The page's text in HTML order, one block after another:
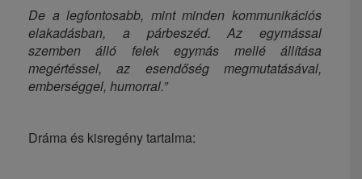
De a legfontosabb, mint minden kommunikációs
elakadásban, a párbeszéd. Az egymással
szemben álló felek egymás mellé állítása
megértéssel, az esendőség megmutatásával,
emberséggel, humorral.”
Dráma és kisregény tartalma: